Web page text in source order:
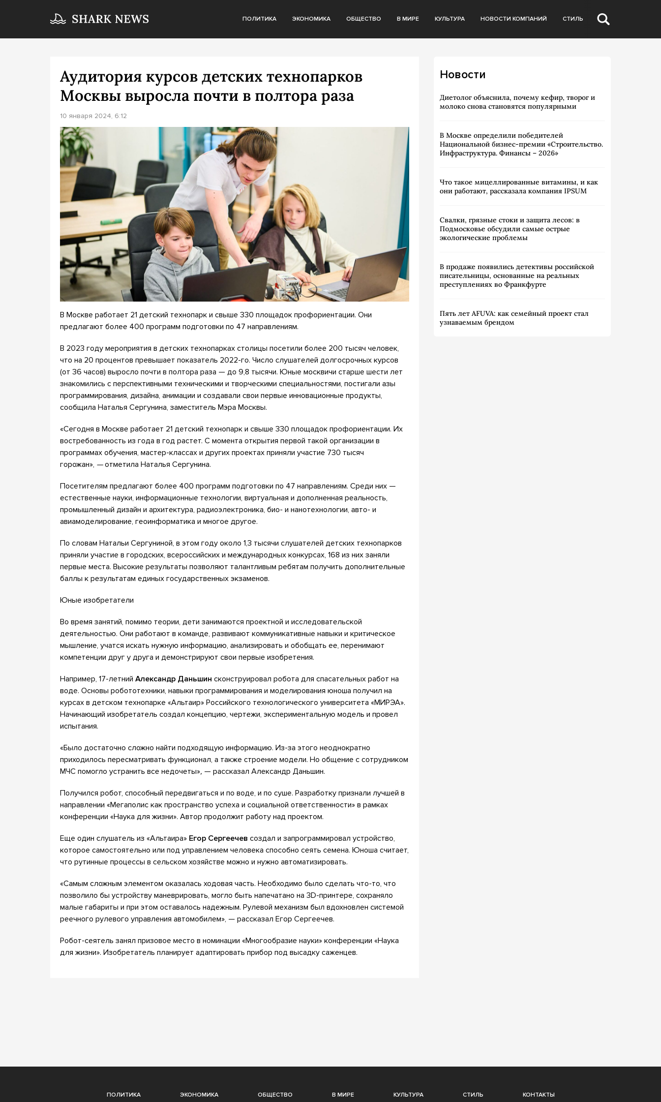
ПОЛИТИКА ЭКОНОМИКА ОБЩЕСТВО В МИРЕ КУЛЬТУРА НОВОСТИ КОМПАНИЙ СТИЛЬ
Аудитория курсов детских технопарков
Москвы выросла почти в полтора раза
10 января 2024, 6:12
В Москве работает 21 детский технопарк и свыше 330 площадок профориентации. Они
предлагают более 400 программ подготовки по 47 направлениям.
В 2023 году мероприятия в детских технопарках столицы посетили более 200 тысяч человек,
что на 20 процентов превышает показатель 2022-го. Число слушателей долгосрочных курсов
(от 36 часов) выросло почти в полтора раза — до 9,8 тысячи. Юные москвичи старше шести лет
знакомились с перспективными техническими и творческими специальностями, постигали азы
программирования, дизайна, анимации и создавали свои первые инновационные продукты,
сообщила Наталья Сергунина, заместитель Мэра Москвы.
«Сегодня в Москве работает 21 детский технопарк и свыше 330 площадок профориентации. Их
востребованность из года в год растет. С момента открытия первой такой организации в
программах обучения, мастер-классах и других проектах приняли участие 730 тысяч
горожан», —отметила Наталья Сергунина.
Посетителям предлагают более 400 программ подготовки по 47 направлениям. Среди них —
естественные науки, информационные технологии, виртуальная и дополненная реальность,
промышленный дизайн и архитектура, радиоэлектроника, био- и нанотехнологии, авто- и
авиамоделирование, геоинформатика и многое другое.
По словам Натальи Сергуниной, в этом году около 1,3 тысячи слушателей детских технопарков
приняли участие в городских, всероссийских и международных конкурсах, 168 из них заняли
первые места. Высокие результаты позволяют талантливым ребятам получить дополнительные
баллы к результатам единых государственных экзаменов.
Юные изобретатели
Во время занятий, помимо теории, дети занимаются проектной и исследовательской
деятельностью. Они работают в команде, развивают коммуникативные навыки и критическое
мышление, учатся искать нужную информацию, анализировать и обобщать ее, перенимают
компетенции друг у друга и демонстрируют свои первые изобретения.
Например, 17-летний Александр Даньшин сконструировал робота для спасательных работ на
воде. Основы робототехники, навыки программирования и моделирования юноша получил на
курсах в детском технопарке «Альтаир» Российского технологического университета «МИРЭА».
Начинающий изобретатель создал концепцию, чертежи, экспериментальную модель и провел
испытания.
«Было достаточно сложно найти подходящую информацию. Из-за этого неоднократно
приходилось пересматривать функционал, а также строение модели. Но общение с сотрудником
МЧС помогло устранить все недочеты», — рассказал Александр Даньшин.
Получился робот, способный передвигаться и по воде, и по суше. Разработку признали лучшей в
направлении «Мегаполис как пространство успеха и социальной ответственности» в рамках
конференции «Наука для жизни». Автор продолжит работу над проектом.
Еще один слушатель из «Альтаира» Егор Сергеечев создал и запрограммировал устройство,
которое самостоятельно или под управлением человека способно сеять семена. Юноша считает,
что рутинные процессы в сельском хозяйстве можно и нужно автоматизировать.
«Самым сложным элементом оказалась ходовая часть. Необходимо было сделать что-то, что
позволило бы устройству маневрировать, могло быть напечатано на 3D-принтере, сохраняло
малые габариты и при этом оставалось надежным. Рулевой механизм был вдохновлен системой
реечного рулевого управления автомобилем», — рассказал Егор Сергеечев.
Робот-сеятель занял призовое место в номинации «Многообразие науки» конференции «Наука
для жизни». Изобретатель планирует адаптировать прибор под высадку саженцев.
Новости
Диетолог объяснила, почему кефир, творог и
молоко снова становятся популярными
В Москве определили победителей
Национальной бизнес-премии «Строительство.
Инфраструктура. Финансы – 2026»
Что такое мицеллированные витамины, и как
они работают, рассказала компания IPSUM
Свалки, грязные стоки и защита лесов: в
Подмосковье обсудили самые острые
экологические проблемы
В продаже появились детективы российской
писательницы, основанные на реальных
преступлениях во Франкфурте
Пять лет AFUVA: как семейный проект стал
узнаваемым брендом
ПОЛИТИКА ЭКОНОМИКА ОБЩЕСТВО В МИРЕ КУЛЬТУРА СТИЛЬ КОНТАКТЫ